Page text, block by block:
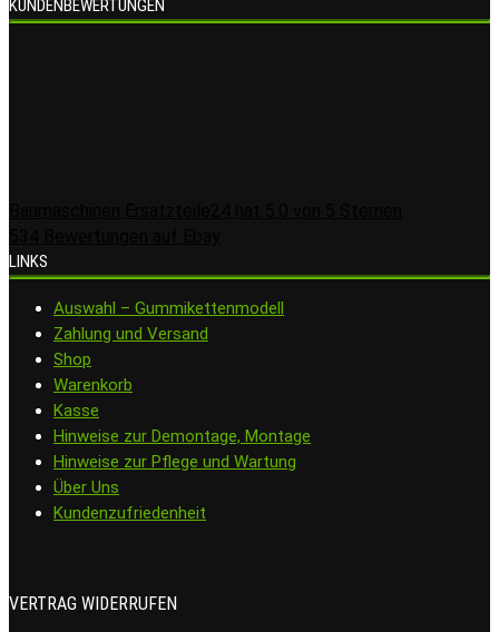
KUNDENBEWERTUNGEN
LINKS
Auswahl – Gummikettenmodell
Zahlung und Versand
Shop
Warenkorb
Kasse
Hinweise zur Demontage, Montage
Hinweise zur Pflege und Wartung
Über Uns
Kundenzufriedenheit
VERTRAG WIDERRUFEN